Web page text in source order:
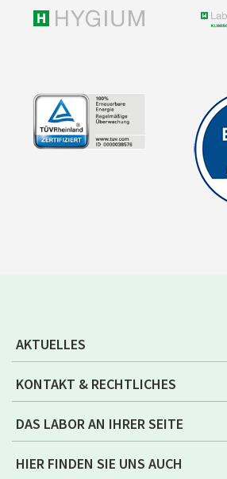
AKTUELLES
KONTAKT & RECHTLICHES
DAS LABOR AN IHRER SEITE
HIER FINDEN SIE UNS AUCH